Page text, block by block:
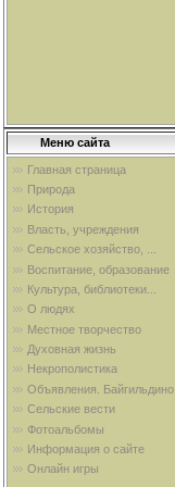
Меню сайта
Главная страница
Природа
История
Власть, учреждения
Сельское хозяйство, ...
Воспитание, образование
Культура, библиотеки...
О людях
Местное творчество
Духовная жизнь
Некрополистика
Объявления. Байгильдино
Сельские вести
Фотоальбомы
Информация о сайте
Онлайн игры